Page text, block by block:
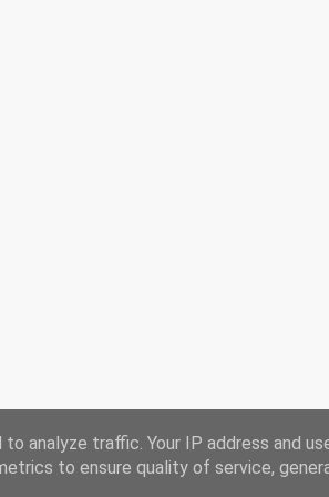
analyze traffic. Your IP address and
to ensure quality of service,